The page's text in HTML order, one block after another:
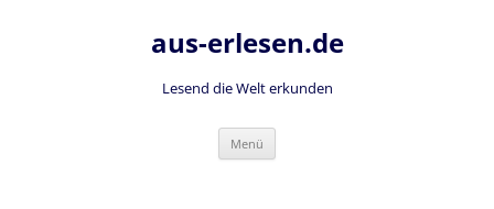
aus-erlesen.de
Lesend die Welt erkunden
Menü